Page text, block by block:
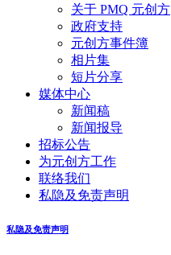
关于 PMQ 元创方
政府支持
元创方事件簿
相片集
短片分享
媒体中心
新闻稿
新闻报导
招标公告
为元创方工作
联络我们
私隐及免责声明
私隐及免责声明